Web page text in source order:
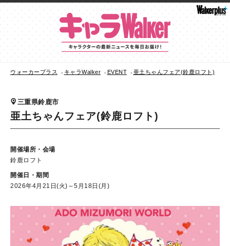
ウォーカープラス キャラWalker EVENT 亜土ちゃんフェア(鈴鹿ロフト)
三重県鈴鹿市
亜土ちゃんフェア(鈴鹿ロフト)
開催場所・会場
鈴鹿ロフト
開催日・期間
2026年4月21日(火)～5月18日(月)